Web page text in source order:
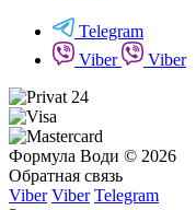
Telegram
Viber
Viber
Формула Води © 2026
Обратная связь
Viber Viber Telegram